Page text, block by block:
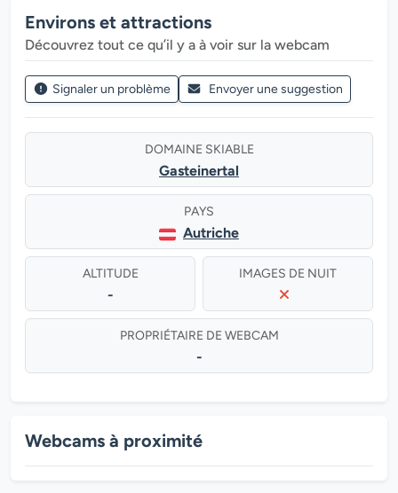
Environs et attractions
Découvrez tout ce qu’il y a à voir sur la webcam
Signaler un problème Envoyer une suggestion
DOMAINE SKIABLE
Gasteinertal
PAYS
Autriche
ALTITUDE
-
IMAGES DE NUIT
PROPRIÉTAIRE DE WEBCAM
-
Webcams à proximité